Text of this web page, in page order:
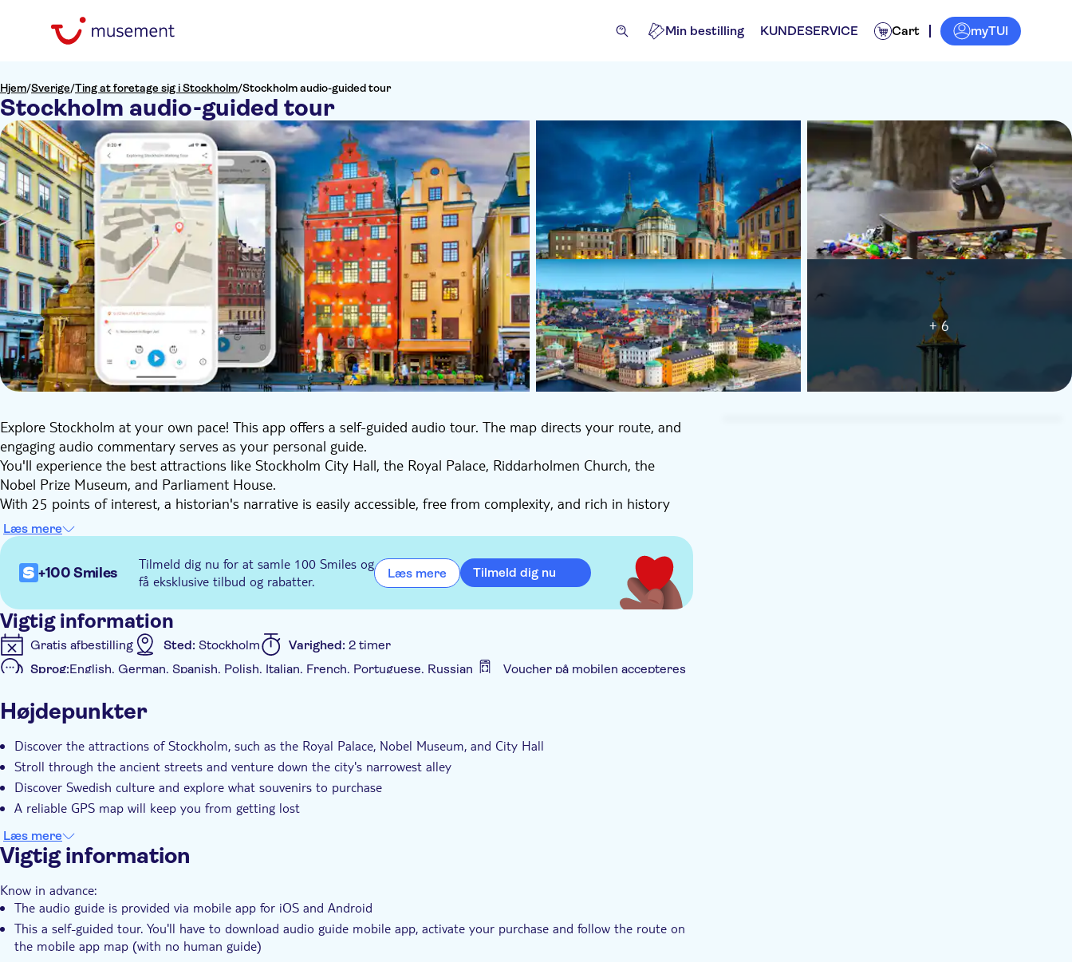
Min bestilling KUNDESERVICE Cart myTUI
Hjem/Sverige/Ting at foretage sig i Stockholm/Stockholm audio-guided tour
Stockholm audio-guided tour
+ 6
Explore Stockholm at your own pace! This app offers a self-guided audio tour. The map directs your route, and
engaging audio commentary serves as your personal guide.
You'll experience the best attractions like Stockholm City Hall, the Royal Palace, Riddarholmen Church, the
Nobel Prize Museum, and Parliament House.
With 25 points of interest, a historian's narrative is easily accessible, free from complexity, and rich in history
and legends. Discover Stockholm's cuisine and café culture. Start near the train station, perfect for a one-day
adventure, and finish at the Hötorget market.
Læs mere
+100 Smiles
Tilmeld dig nu for at samle 100 Smiles og
få eksklusive tilbud og rabatter.
Læs mere Tilmeld dig nu
Vigtig information
Gratis afbestilling Sted: Stockholm Varighed: 2 timer
Sprog:English, German, Spanish, Polish, Italian, French, Portuguese, Russian Voucher på mobilen accepteres
Øjeblikkelig bekræftelse
Højdepunkter
Discover the attractions of Stockholm, such as the Royal Palace, Nobel Museum, and City Hall
Stroll through the ancient streets and venture down the city's narrowest alley
Discover Swedish culture and explore what souvenirs to purchase
A reliable GPS map will keep you from getting lost
Læs mere
Vigtig information
Know in advance:
The audio guide is provided via mobile app for iOS and Android
This a self-guided tour. You'll have to download audio guide mobile app, activate your purchase and follow the route on
the mobile app map (with no human guide)